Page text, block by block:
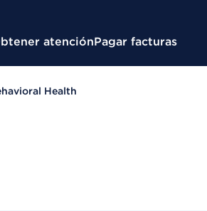
atenciónPagar facturas
Health